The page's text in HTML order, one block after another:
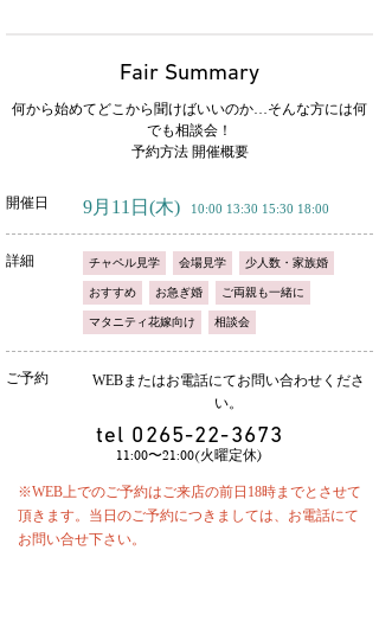
Fair Summary
何から始めてどこから聞けばいいのか…そんな方には何
でも相談会！
予約方法 開催概要
開催日 9月11日 (木) 10:00 13:30 15:30 18:00
詳細 チャペル見学 会場見学 少人数・家族婚
おすすめ お急ぎ婚 ご両親も一緒に
マタニティ花嫁向け 相談会
ご予約
WEBまたはお電話にてお問い合わせくださ
い。
tel 0265-22-3673
11:00〜21:00(火曜定休)
※WEB上でのご予約はご来店の前日18時までとさせて
頂きます。当日のご予約につきましては、お電話にて
お問い合せ下さい。